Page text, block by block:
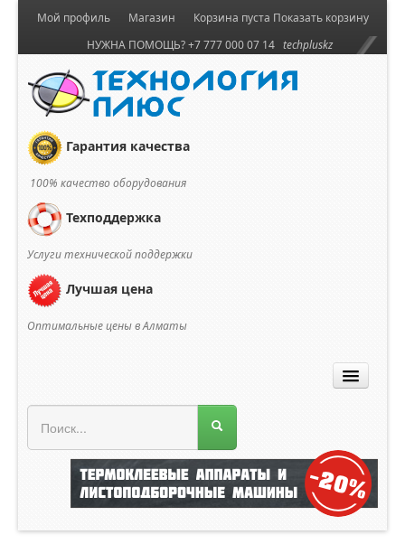
Корзина пуста Показать корзину
Мой профиль
Магазин
НУЖНА ПОМОЩЬ? +7 777 000 07 14 techpluskz
Гарантия качества
100% качество оборудования
Техподдержка
Услуги технической поддержки
Лучшая цена
Оптимальные цены в Алматы